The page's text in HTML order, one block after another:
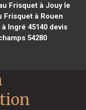
Frisquet à Jouy le
Frisquet à Rouen
Ingré 45140devis
54280